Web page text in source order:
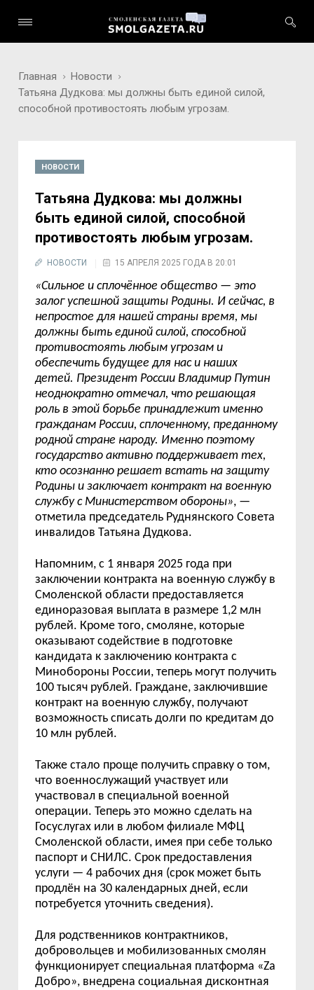
Главная
Новости
Татьяна Дудкова: мы должны быть единой силой,
способной противостоять любым угрозам.
НОВОСТИ
Татьяна Дудкова: мы должны
быть единой силой, способной
противостоять любым угрозам.
НОВОСТИ 15 АПРЕЛЯ 2025 ГОДА В 20:01
«Сильное и сплочённое общество — это
залог успешной защиты Родины. И сейчас, в
непростое для нашей страны время, мы
должны быть единой силой, способной
противостоять любым угрозам и
обеспечить будущее для нас и наших
детей. Президент России Владимир Путин
неоднократно отмечал, что решающая
роль в этой борьбе принадлежит именно
гражданам России, сплоченному, преданному
родной стране народу. Именно поэтому
государство активно поддерживает тех,
кто осознанно решает встать на защиту
Родины и заключает контракт на военную
службу с Министерством обороны», —
отметила председатель Руднянского Совета
инвалидов Татьяна Дудкова.
Напомним, с 1 января 2025 года при
заключении контракта на военную службу в
Смоленской области предоставляется
единоразовая выплата в размере 1,2 млн
рублей. Кроме того, смоляне, которые
оказывают содействие в подготовке
кандидата к заключению контракта с
Минобороны России, теперь могут получить
100 тысяч рублей. Граждане, заключившие
контракт на военную службу, получают
возможность списать долги по кредитам до
10 млн рублей.
Также стало проще получить справку о том,
что военнослужащий участвует или
участвовал в специальной военной
операции. Теперь это можно сделать на
Госуслугах или в любом филиале МФЦ
Смоленской области, имея при себе только
паспорт и СНИЛС. Срок предоставления
услуги — 4 рабочих дня (срок может быть
продлён на 30 календарных дней, если
потребуется уточнить сведения).
Для родственников контрактников,
добровольцев и мобилизованных смолян
функционирует специальная платформа «Za
Добро», внедрена социальная дисконтная